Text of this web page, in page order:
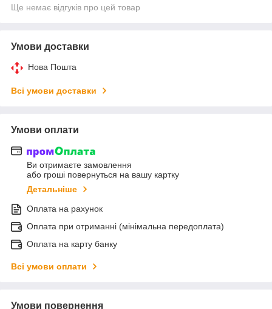
Ще немає відгуків про цей товар
Умови доставки
Нова Пошта
Всі умови доставки
Умови оплати
Ви отримаєте замовлення
або гроші повернуться на вашу картку
Детальніше
Оплата на рахунок
Оплата при отриманні (мінімальна передоплата)
Оплата на карту банку
Всі умови оплати
Умови повернення